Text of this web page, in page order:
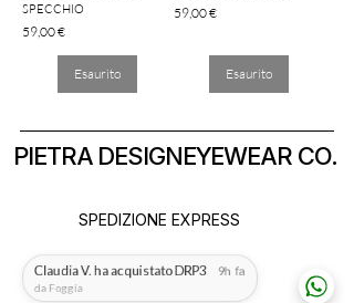
SPECCHIO
Prezzo
59,00 €
Esaurito
Prezzo
59,00 €
Esaurito
PIETRA DESIGNEYEWEAR CO.
SPEDIZIONE EXPRESS
SPEDIZIONE GRATUITA
Claudia V. ha acquistato DRP3 9h fa
da Foggia